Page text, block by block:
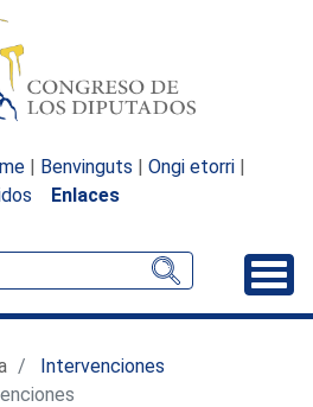
| Benvinguts | Ongi etorri |
Enlaces
Intervenciones